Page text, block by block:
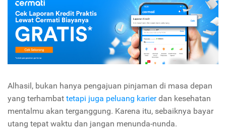
Alhasil, bukan hanya pengajuan pinjaman di masa depan
yang terhambat tetapi juga peluang karierdan kesehatan
mentalmu akan terganggung. Karena itu, sebaiknya bayar
utang tepat waktu dan jangan menunda-nunda.